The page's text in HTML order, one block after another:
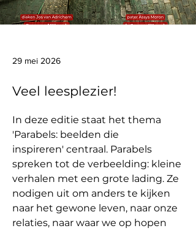
29 mei 2026
Veel leesplezier!
In deze editie staat het thema
'Parabels: beelden die
inspireren' centraal. Parabels
spreken tot de verbeelding: kleine
verhalen met een grote lading. Ze
nodigen uit om anders te kijken
naar het gewone leven, naar onze
relaties, naar waar we op hopen